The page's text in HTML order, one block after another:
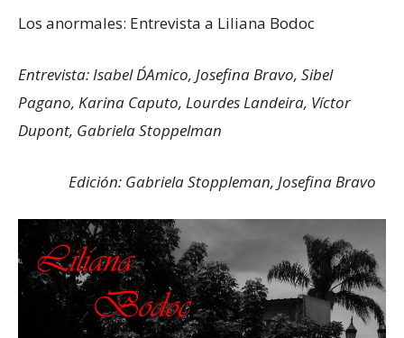
Los anormales: Entrevista a Liliana Bodoc
Entrevista: Isabel D´Amico, Josefina Bravo, Sibel
Pagano, Karina Caputo, Lourdes Landeira, Víctor
Dupont, Gabriela Stoppelman
Edición: Gabriela Stoppleman, Josefina Bravo